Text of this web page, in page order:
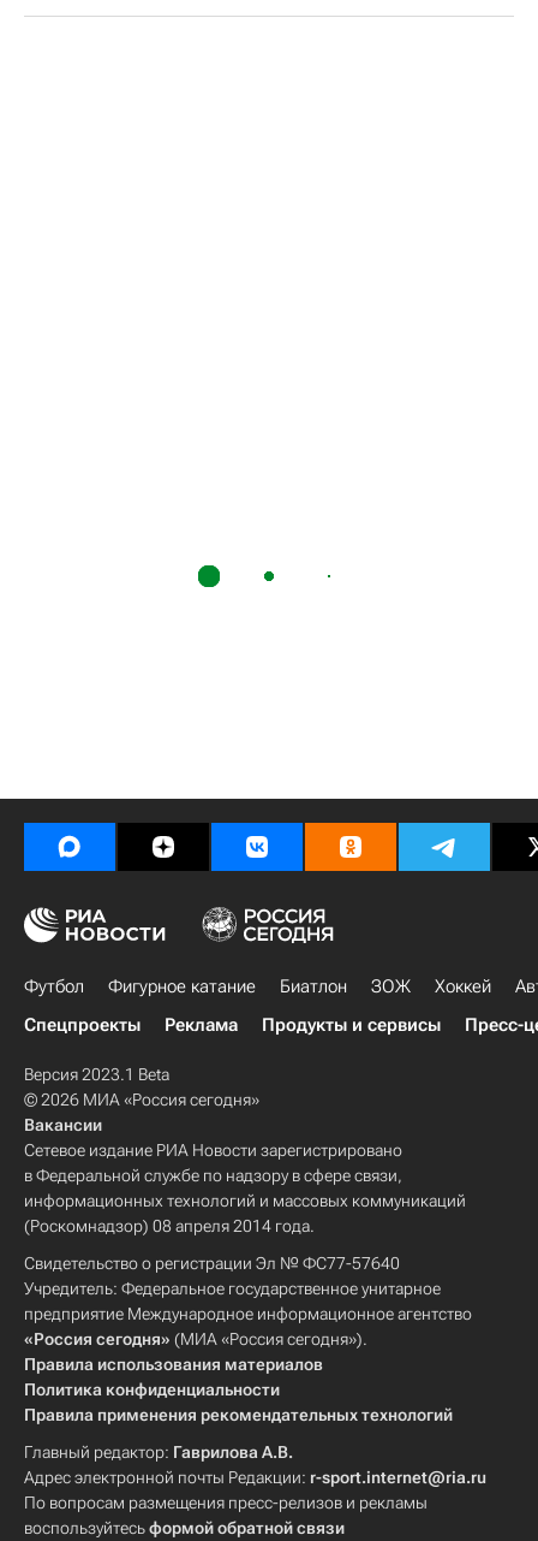
Футбол Фигурное катание Биатлон ЗОЖ Хоккей
Спецпроекты
Реклама Продукты и сервисы Пресс-
Версия 2023.1 Beta
© 2026 МИА «Россия сегодня»
Вакансии
Сетевое издание РИА Новости зарегистрировано
в Федеральной службе по надзору в сфере связи,
информационных технологий и массовых коммуникаций
(Роскомнадзор) 08 апреля 2014 года.
Свидетельство о регистрации Эл № ФС77-57640
Учредитель: Федеральное государственное унитарное
предприятие Международное информационное агентство
«Россия сегодня» (МИА «Россия сегодня»).
Правила использования материалов
Политика конфиденциальности
Правила применения рекомендательных технологий
Главный редактор: Гаврилова А.В.
Адрес электронной почты Редакции: r-sport.internet@ria.ru
По вопросам размещения пресс-релизов и рекламы
воспользуйтесьформой обратной связи